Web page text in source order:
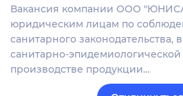
Вакансия компании ООО
юридическим лицам по
санитарного законодательства,
санитарно-
производстве продукции…